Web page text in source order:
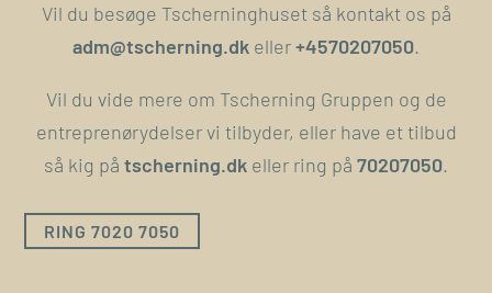
Vil du besøge Tscherninghuset så kontakt os på
adm@tscherning.dk eller+4570207050.
Vil du vide mere om Tscherning Gruppen og de
entreprenørydelser vi tilbyder, eller have et tilbud
så kig på tscherning.dk eller ring på 70207050.
RING 7020 7050